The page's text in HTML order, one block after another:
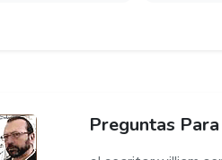
Preguntas